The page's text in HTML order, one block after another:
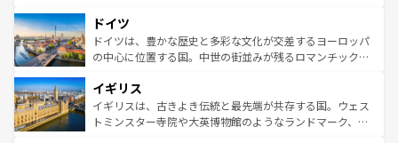
せる。地方によって風土や気候が異なるスペインはその個
性で訪れる人を魅了する。 なお、新着のスペイン情報は コ
ンテンツ一覧を参照してほしい。
で、幅広い魅力が詰まっている。華麗な宮殿、歴史的な大
聖堂、美しいビーチ、そして豊かな自然が、訪れる者を心
から魅了する。また、フランスは美食の国としても知ら
いる。シャンパンの発祥地であるランス、プロヴァンスの
香り高いラベンダー畑など、多彩な楽しみ方が可能だ。さ
らに、パリ以外の地域にも魅力が溢れており、どの街角に
ドイツ
ドイツは、豊かな歴史と多彩な文化が交差するヨーロッパ
の中心に位置する国。中世の街並みが残るロマンチック街
顔を持つこの国は、どこを歩いても飽きることがない。ベ
ルリンの文化的活気、バイエルン州のアルプスの絶景、そ
してライン川沿いのワイン畑といった風景は必見。ビール
イギリス
イギリスは、古きよき伝統と最先端が共存する国。ウェス
トミンスター寺院や大英博物館のようなランドマーク、歴